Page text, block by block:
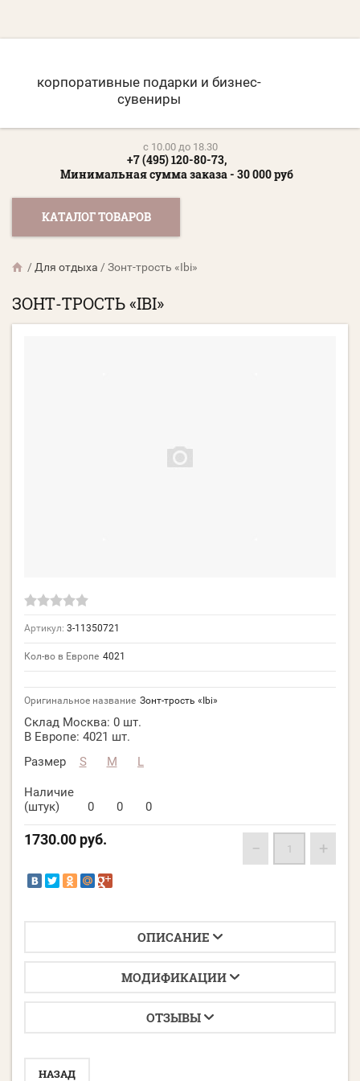
корпоративные подарки и бизнес-
сувениры
c 10.00 до 18.30
+7 (495) 120-80-73,
Минимальная сумма заказа - 30 000 руб
КАТАЛОГ ТОВАРОВ
/ Для отдыха /Зонт-трость «Ibi»
ЗОНТ-ТРОСТЬ «IBI»
Артикул: 3-11350721
Кол-во в Европе 4021
Оригинальное название Зонт-трость «Ibi»
Склад Москва: 0 шт.
В Европе: 4021 шт.
Размер
S M L
Наличие
(штук)
0 0 0
1730.00 руб. − +
ОПИСАНИЕ
МОДИФИКАЦИИ
ОТЗЫВЫ
НАЗАД